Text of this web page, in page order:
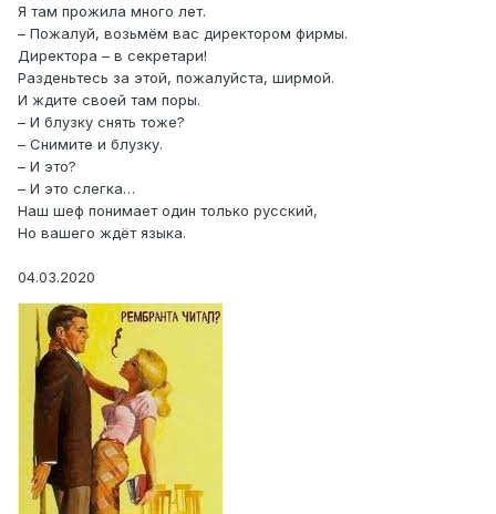
Я там прожила много лет.
– Пожалуй, возьмём вас директором фирмы.
Директора – в секретари!
Разденьтесь за этой, пожалуйста, ширмой.
И ждите своей там поры.
– И блузку снять тоже?
– Снимите и блузку.
– И это?
– И это слегка…
Наш шеф понимает один только русский,
Но вашего ждёт языка.
04.03.2020